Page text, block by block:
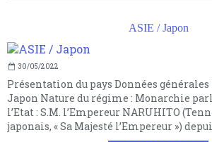
ASIE / Japon
30/05/2022
Présentation du pays Données
Japon Nature du régime : Monarchie
l’Etat : S.M. l’Empereur NARUHITO
japonais, « Sa Majesté l’Empereur »)